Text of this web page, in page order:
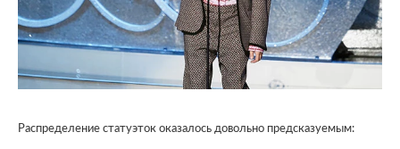
Распределение статуэток оказалось довольно предсказуемым: